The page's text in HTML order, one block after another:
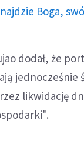
Boga,
dodał, że
likwidację